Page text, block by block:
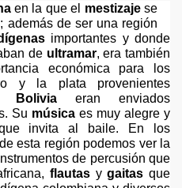
en la que el mestizajese
además de ser una región
importantes y donde
de ultramar, era también
económica para los
y la plata provenientes
Bolivia eran enviados
Su música es muy alegre y
invita al baile. En los
esta región podemos ver la
de percusión que
flautasygaitas que